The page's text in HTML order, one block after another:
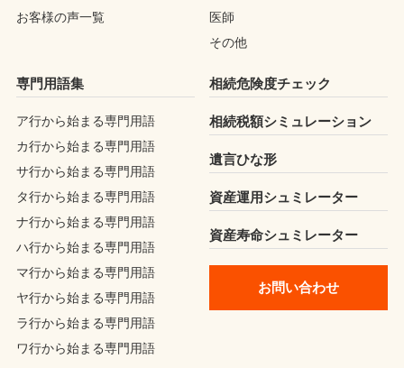
お客様の声一覧
医師
その他
専門用語集
ア行から始まる専門用語
カ行から始まる専門用語
サ行から始まる専門用語
タ行から始まる専門用語
ナ行から始まる専門用語
ハ行から始まる専門用語
マ行から始まる専門用語
ヤ行から始まる専門用語
ラ行から始まる専門用語
ワ行から始まる専門用語
相続危険度チェック
相続税額シミュレーション
遺言ひな形
資産運用シュミレーター
資産寿命シュミレーター
お問い合わせ